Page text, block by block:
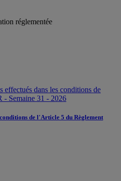
réglementée
de l'Article 5 du Règlement